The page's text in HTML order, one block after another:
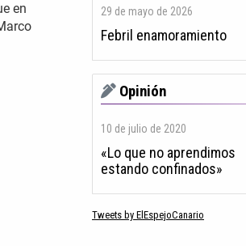
en
29 de mayo de 2026
Febril enamoramiento
Opinión
10 de julio de 2020
«Lo que no aprendimos
estando confinados»
Tweets by ElEspejoCanario